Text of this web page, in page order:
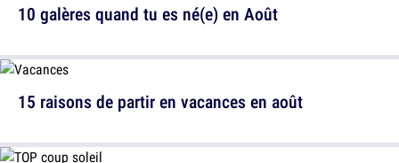
15 raisons de partir en vacances en août
10 galères quand tu es né(e) en Août